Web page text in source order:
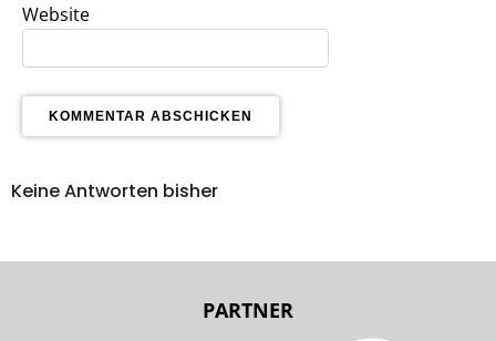
Website
Keine Antworten bisher
PARTNER